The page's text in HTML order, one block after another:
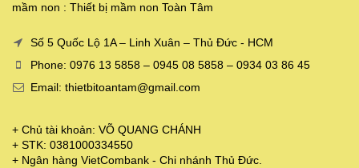
mầm non : Thiết bị mầm non Toàn Tâm
Số 5 Quốc Lộ 1A – Linh Xuân – Thủ Đức - HCM
Phone: 0976 13 5858 – 0945 08 5858 – 0934 03 86 45
Email: thietbitoantam@gmail.com
+ Chủ tài khoản: VÕ QUANG CHÁNH
+ STK: 0381000334550
+ Ngân hàng VietCombank - Chi nhánh Thủ Đức.